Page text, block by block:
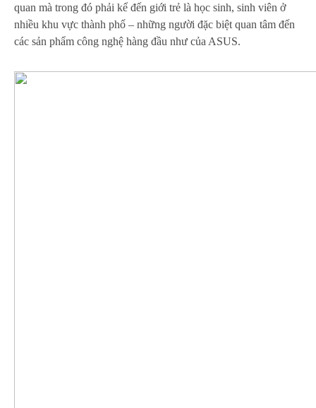
quan mà trong đó phải kể đến giới trẻ là học sinh, sinh viên ở
nhiều khu vực thành phố – những người đặc biệt quan tâm đến
các sản phẩm công nghệ hàng đầu như của ASUS.